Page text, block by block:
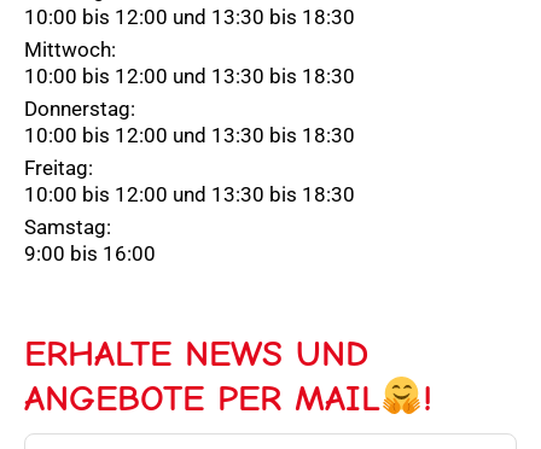
10:00 bis 12:00 und 13:30 bis 18:30
Mittwoch:
10:00 bis 12:00 und 13:30 bis 18:30
Donnerstag:
10:00 bis 12:00 und 13:30 bis 18:30
Freitag:
10:00 bis 12:00 und 13:30 bis 18:30
Samstag:
9:00 bis 16:00
ERHALTE NEWS UND
ANGEBOTE PER MAIL
!